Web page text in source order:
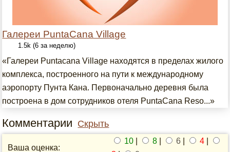
Галереи PuntaCana Village
1.5k (6 за неделю)
«Галереи Puntacana Village находятся в пределах жилого
комплекса, построенного на пути к международному
аэропорту Пунта Кана. Первоначально деревня была
построена в дом сотрудников отеля PuntaCana Reso...»
Комментарии Скрыть
Ваша оценка:
10 8 6 4